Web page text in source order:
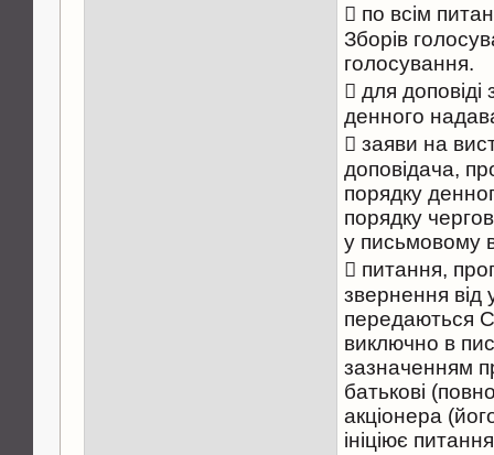
 по всім
Зборів
голосування.
 для доповіді
денного
 заяви на
доповідача,
порядку
порядку
у письмовому
 питання,
звернення від
передаються
виключно в
зазначенням
батькові
акціонера
ініціює